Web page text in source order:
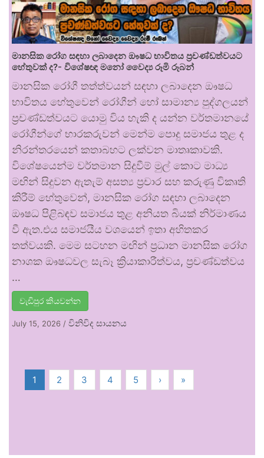
මානසික රෝග සඳහා ලබාදෙන ඖෂධ භාවිතය ප්‍රචණ්ඩත්වයට
හේතුවක් ද?- විශේෂඥ මනෝ වෛද්‍ය රූමි රූබන්
මානසික රෝගී තත්ත්වයන් සඳහා ලබාදෙන ඖෂධ
භාවිතය හේතුවෙන් රෝගීන් හෝ සාමාන්‍ය පුද්ගලයන්
ප්‍රචණ්ඩත්වයට යොමු විය හැකි ද යන්න වර්තමානයේ
රෝගීන්ගේ භාරකරුවන් මෙන්ම පොදු සමාජය තුළ ද
නිරන්තරයෙන් කතාබහට ලක්වන මාතෘකාවකි.
විශේෂයෙන්ම වර්තමාන සිදුවීම් මුල් කොට මාධ්‍ය
මඟින් සිදුවන ඇතැම් අසත්‍ය ප්‍රචාර සහ කරුණු විකෘති
කිරීම් හේතුවෙන්, මානසික රෝග සඳහා ලබාදෙන
ඖෂධ පිළිබඳව සමාජය තුළ අනියත බියක් නිර්මාණය
වී ඇත.එය සමාජයීය වශයෙන් ඉතා අහිතකර
තත්වයකි. මෙම සටහන මඟින් ප්‍රධාන මානසික රෝග
නාශක ඖෂධවල සැබෑ ක්‍රියාකාරීත්වය, ප්‍රචණ්ඩත්වය
…
වැඩිපුර කියවන්න
July 15, 2026 / විනිවිද සායනය
1 2 3 4 5 › »